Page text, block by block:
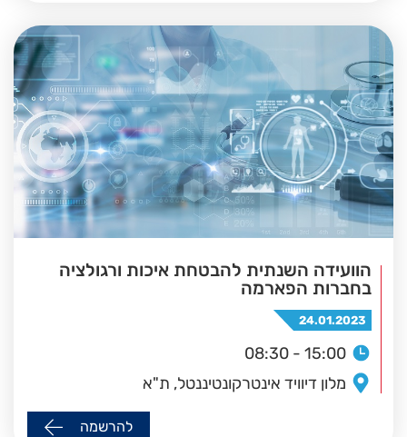
הוועידה השנתית להבטחת איכות ורגולציה
בחברות הפארמה
24.01.2023
08:30 - 15:00
מלון דיוויד אינטרקונטיננטל, ת"א
להרשמה